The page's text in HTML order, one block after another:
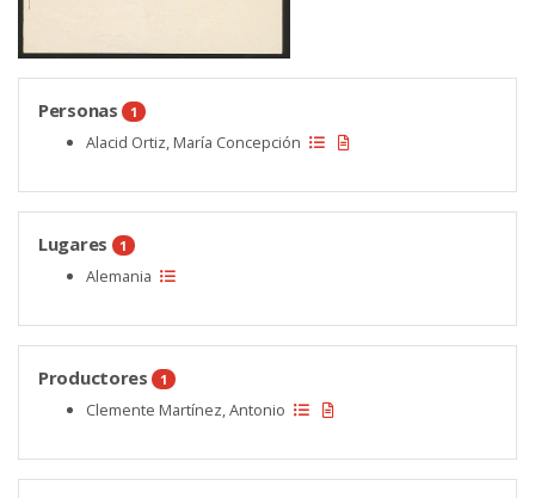
Personas 1
Alacid Ortiz, María Concepción
Lugares 1
Alemania
Productores 1
Clemente Martínez, Antonio